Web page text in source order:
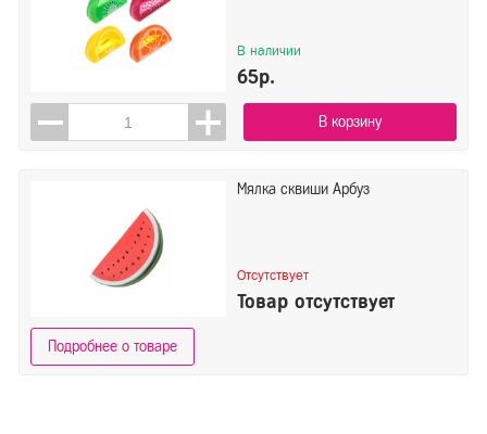
В наличии
65р.
В корзину
Мялка сквиши Арбуз
Отсутствует
Товар отсутствует
Подробнее о товаре